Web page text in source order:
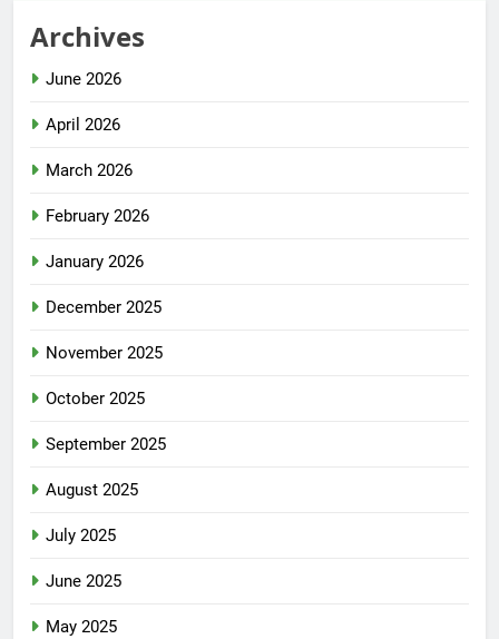
Archives
June 2026
April 2026
March 2026
February 2026
January 2026
December 2025
November 2025
October 2025
September 2025
August 2025
July 2025
June 2025
May 2025